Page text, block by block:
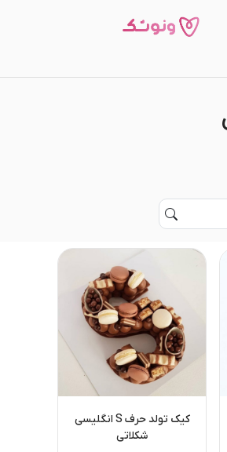
کیک تولد حرف S انگلیسی
شکلاتی